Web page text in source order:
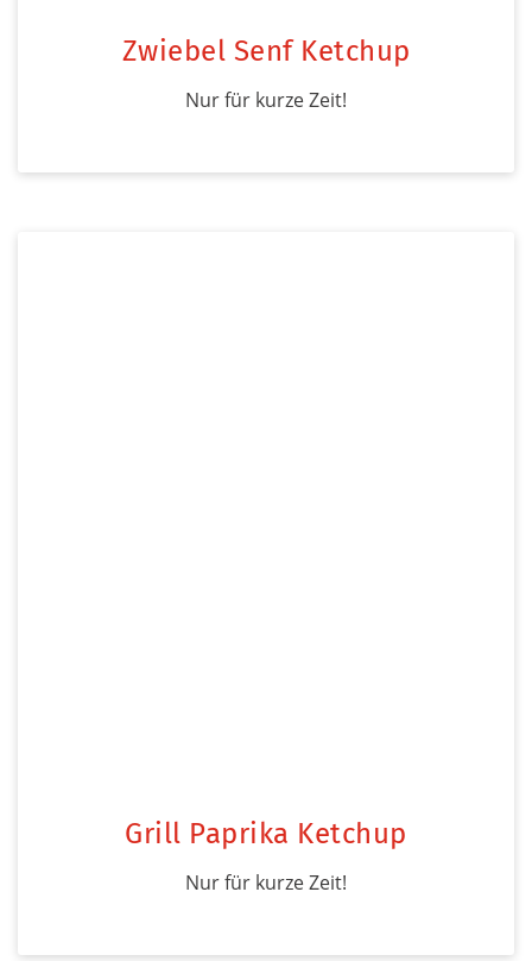
Zwiebel Senf Ketchup
Nur für kurze Zeit!
Grill Paprika Ketchup
Nur für kurze Zeit!